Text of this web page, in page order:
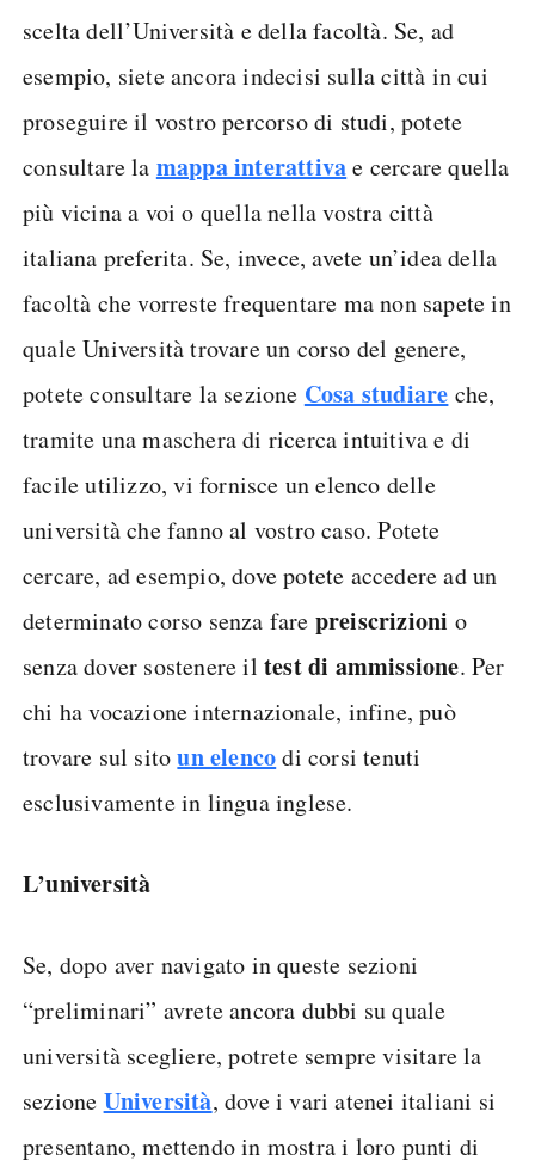
scelta dell’Università e della facoltà. Se, ad
esempio, siete ancora indecisi sulla città in cui
proseguire il vostro percorso di studi, potete
consultare la mappa interattivae cercare quella
più vicina a voi o quella nella vostra città
italiana preferita. Se, invece, avete un’idea della
facoltà che vorreste frequentare ma non sapete in
quale Università trovare un corso del genere,
potete consultare la sezione Cosa studiare che,
tramite una maschera di ricerca intuitiva e di
facile utilizzo, vi fornisce un elenco delle
università che fanno al vostro caso. Potete
cercare, ad esempio, dove potete accedere ad un
determinato corso senza fare preiscrizioni o
senza dover sostenere il test di ammissione. Per
chi ha vocazione internazionale, infine, può
trovare sul sitoun elencodi corsi tenuti
esclusivamente in lingua inglese.
L’università
Se, dopo aver navigato in queste sezioni
“preliminari” avrete ancora dubbi su quale
università scegliere, potrete sempre visitare la
sezione Università, dove i vari atenei italiani si
presentano, mettendo in mostra i loro punti di